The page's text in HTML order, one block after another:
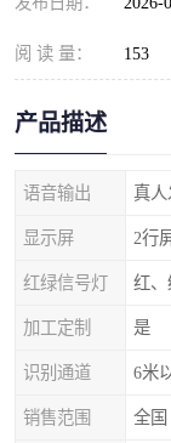
阅 读 量： 153
产品描述
语音输出 真人
显示屏 2行
红绿信号灯 红、
加工定制 是
识别通道 6米
销售范围 全国